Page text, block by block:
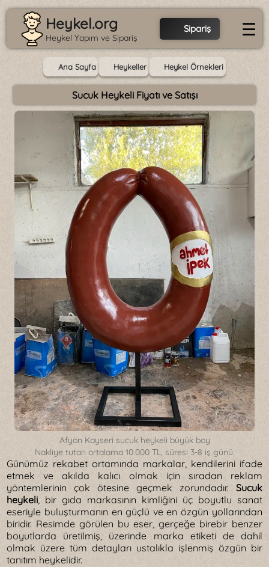
Heykel.org
Heykel Yapım ve Sipariş
Sipariş ☰
Ana Sayfa Heykeller Heykel Örnekleri
Sucuk Heykeli Fiyatı ve Satışı
Afyon Kayseri sucuk heykeli büyük boy
Nakliye tutarı ortalama 10.000 TL, süresi 3-8 iş günü.
Günümüz rekabet ortamında markalar, kendilerini ifade
etmek ve akılda kalıcı olmak için sıradan reklam
yöntemlerinin çok ötesine geçmek zorundadır. Sucuk
heykeli, bir gıda markasının kimliğini üç boyutlu sanat
eseriyle buluşturmanın en güçlü ve en özgün yollarından
biridir. Resimde görülen bu eser, gerçeğe birebir benzer
boyutlarda üretilmiş, üzerinde marka etiketi de dahil
olmak üzere tüm detayları ustalıkla işlenmiş özgün bir
tanıtım heykelidir.